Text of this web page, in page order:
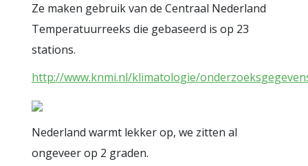
Ze maken gebruik van de Centraal Nederland
Temperatuurreeks die gebaseerd is op 23
stations.
http://www.knmi.nl/klimatologie/
Nederland warmt lekker op, we zitten al
ongeveer op 2 graden.